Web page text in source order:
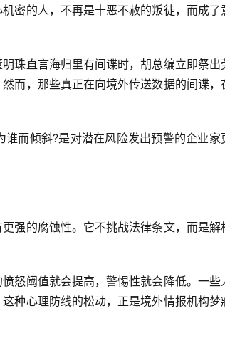
密的人，不再是十恶不赦的叛徒，而成了
珠直言海归里有间谍时，胡总编立即祭出
而，那些真正在向境外传送数据的间谍，
而倾斜?是对潜在风险发出预警的企业家
强的腐蚀性。它不挑战法律条文，而是解
怒阈值就会提高，警惕性就会降低。一些
种心理防线的松动，正是境外情报机构梦